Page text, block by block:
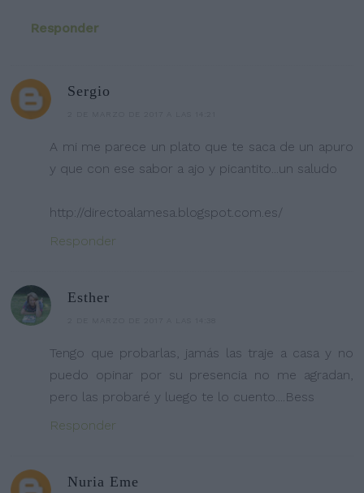
Responder
Sergio
A mi me parece un plato que te saca de un apuro
y que con ese sabor a ajo y picantito...un saludo
http://directoalamesa.blogspot.com.es/
Responder
Esther
Tengo que probarlas, jamás las traje a casa y no
puedo opinar por su presencia no me agradan,
pero las probaré y luego te lo cuento....Bess
Responder
Nuria Eme